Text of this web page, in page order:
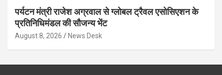
पर्यटन मंत्री राजेश अग्रवाल से ग्लोबल ट्रैवल एसोसिएशन के
प्रतिनिधिमंडल की सौजन्य भेंट
August 8, 2026 News Desk